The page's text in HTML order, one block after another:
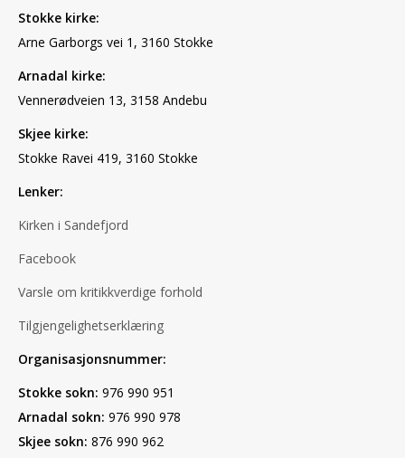
Stokke kirke:
Arne Garborgs vei 1, 3160 Stokke
Arnadal kirke:
Vennerødveien 13, 3158 Andebu
Skjee kirke:
Stokke Ravei 419, 3160 Stokke
Lenker:
Kirken i Sandefjord
Facebook
Varsle om kritikkverdige forhold
Tilgjengelighetserklæring
Organisasjonsnummer:
Stokke sokn: 976 990 951
Arnadal sokn: 976 990 978
Skjee sokn: 876 990 962